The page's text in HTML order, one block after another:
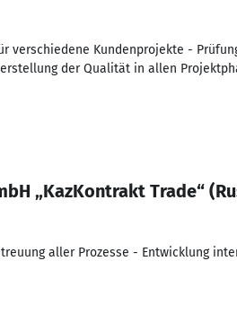
verschiedene Kundenprojekte -
der Qualität in allen
„KazKontrakt Trade“
aller Prozesse - Entwicklung